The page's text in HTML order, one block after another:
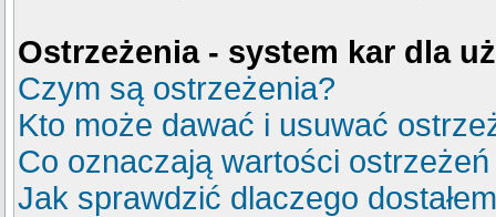
Ostrzeżenia - system kar dla
Czym są ostrzeżenia?
Kto może dawać i usuwać
Co oznaczają wartości
Jak sprawdzić dlaczego